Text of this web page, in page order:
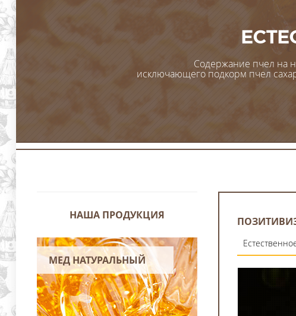
Содержание пчел на
исключающего подкорм пчел
НАША ПРОДУКЦИЯ
МЕД НАТУРАЛЬНЫЙ